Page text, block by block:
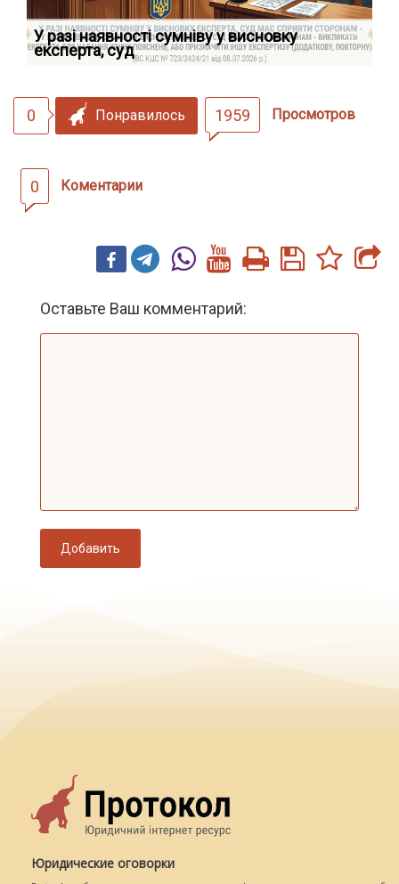
У разі наявності сумніву у висновку
експерта, суд
0 Понравилось 1959 Просмотров
0 Коментарии
Оставьте Ваш комментарий:
Добавить
Юридические оговорки